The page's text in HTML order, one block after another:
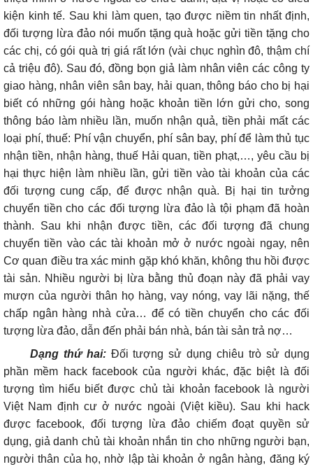
kiện kinh tế. Sau khi làm quen, tạo được niềm tin nhất định,
đối tượng lừa đảo nói muốn tặng quà hoặc gửi tiền tặng cho
các chị, có gói quà trị giá rất lớn (vài chục nghìn đô, thậm chí
cả triệu đô). Sau đó, đồng bọn giả làm nhân viên các công ty
giao hàng, nhân viên sân bay, hải quan, thông báo cho bị hại
biết có những gói hàng hoặc khoản tiền lớn gửi cho, song
thông báo làm nhiều lần, muốn nhận quả, tiền phải mất các
loại phí, thuế: Phí vận chuyển, phí sân bay, phí để làm thủ tục
nhận tiền, nhận hàng, thuế Hải quan, tiền phạt,…, yêu cầu bị
hại thực hiện làm nhiều lần, gửi tiền vào tài khoản của các
đối tượng cung cấp, để được nhận quà. Bị hại tin tưởng
chuyển tiền cho các đối tượng lừa đảo là tội phạm đã hoàn
thành. Sau khi nhận được tiền, các đối tượng đã chung
chuyển tiền vào các tài khoản mở ở nước ngoài ngay, nên
Cơ quan điều tra xác minh gặp khó khăn, không thu hồi được
tài sản. Nhiều người bị lừa bằng thủ đoạn này đã phải vay
mượn của người thân họ hàng, vay nóng, vay lãi nặng, thế
chấp ngân hàng nhà cửa… để có tiền chuyển cho các đối
tượng lừa đảo, dẫn đến phải bán nhà, bán tài sản trả nợ…
Dạng thứ hai:Đối tượng sử dụng chiêu trò sử dụng
phần mềm hack facebook của người khác, đặc biệt là đối
tượng tìm hiểu biết được chủ tài khoản facebook là người
Việt Nam định cư ở nước ngoài (Việt kiều). Sau khi hack
được facebook, đối tượng lừa đảo chiếm đoạt quyền sử
dụng, giả danh chủ tài khoản nhắn tin cho những người bạn,
người thân của họ, nhờ lập tài khoản ở ngân hàng, đăng ký